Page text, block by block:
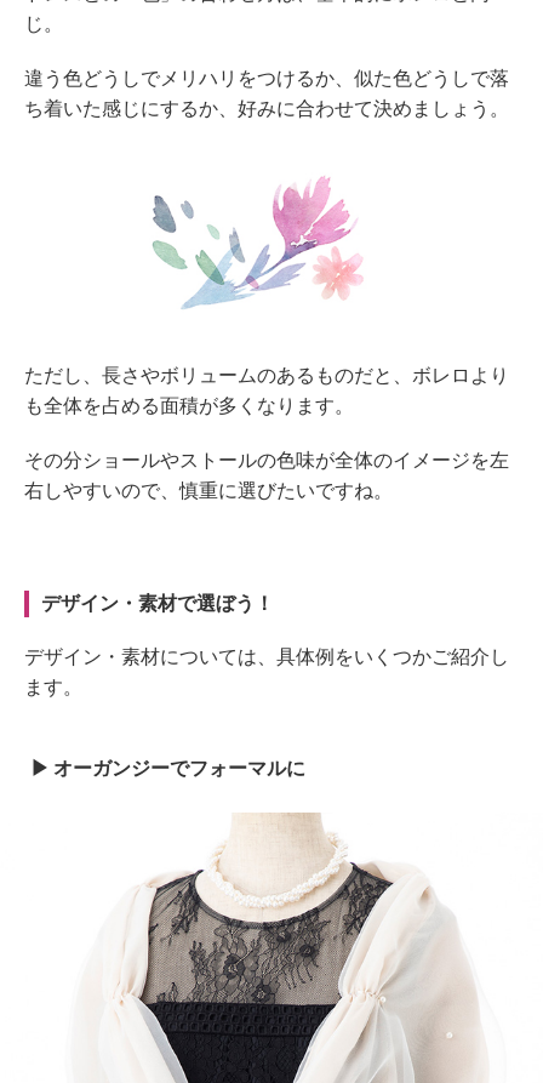
じ。
違う色どうしでメリハリをつけるか、似た色どうしで落
ち着いた感じにするか、好みに合わせて決めましょう。
ただし、長さやボリュームのあるものだと、ボレロより
も全体を占める面積が多くなります。
その分ショールやストールの色味が全体のイメージを左
右しやすいので、慎重に選びたいですね。
デザイン・素材で選ぼう！
デザイン・素材については、具体例をいくつかご紹介し
ます。
オーガンジーでフォーマルに